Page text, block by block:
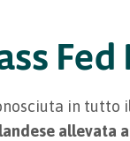
Fed
in tutto
allevata